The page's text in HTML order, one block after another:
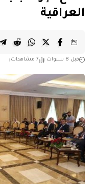
العراقية
قبل 8 سنوات 7 مشاهدات